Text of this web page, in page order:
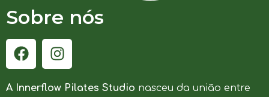
Sobre nós
A Innerflow Pilates Studio nasceu da união entre